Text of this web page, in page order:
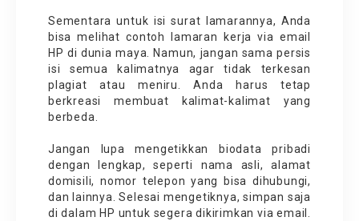
Sementara untuk isi surat lamarannya, Anda
bisa melihat contoh lamaran kerja via email
HP di dunia maya. Namun, jangan sama persis
isi semua kalimatnya agar tidak terkesan
plagiat atau meniru. Anda harus tetap
berkreasi membuat kalimat-kalimat yang
berbeda.
Jangan lupa mengetikkan biodata pribadi
dengan lengkap, seperti nama asli, alamat
domisili, nomor telepon yang bisa dihubungi,
dan lainnya. Selesai mengetiknya, simpan saja
di dalam HP untuk segera dikirimkan via email.